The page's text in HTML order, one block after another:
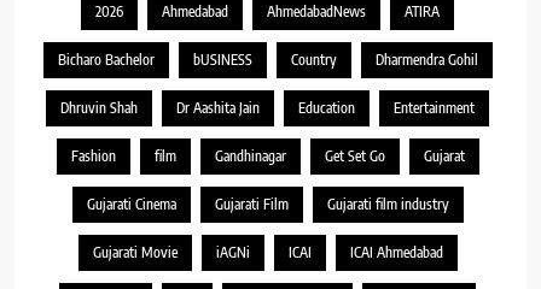
2026 Ahmedabad AhmedabadNews ATIRA
Bicharo Bachelor bUSINESS Country Dharmendra Gohil
Dhruvin Shah Dr Aashita Jain Education Entertainment
Fashion film Gandhinagar Get Set Go Gujarat
Gujarati Cinema Gujarati Film Gujarati film industry
Gujarati Movie iAGNi ICAI ICAI Ahmedabad